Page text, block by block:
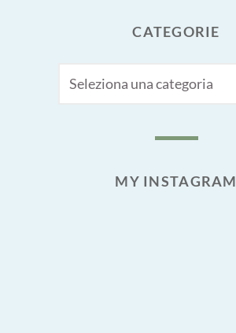
CATEGORIE
MY INSTAGRAM